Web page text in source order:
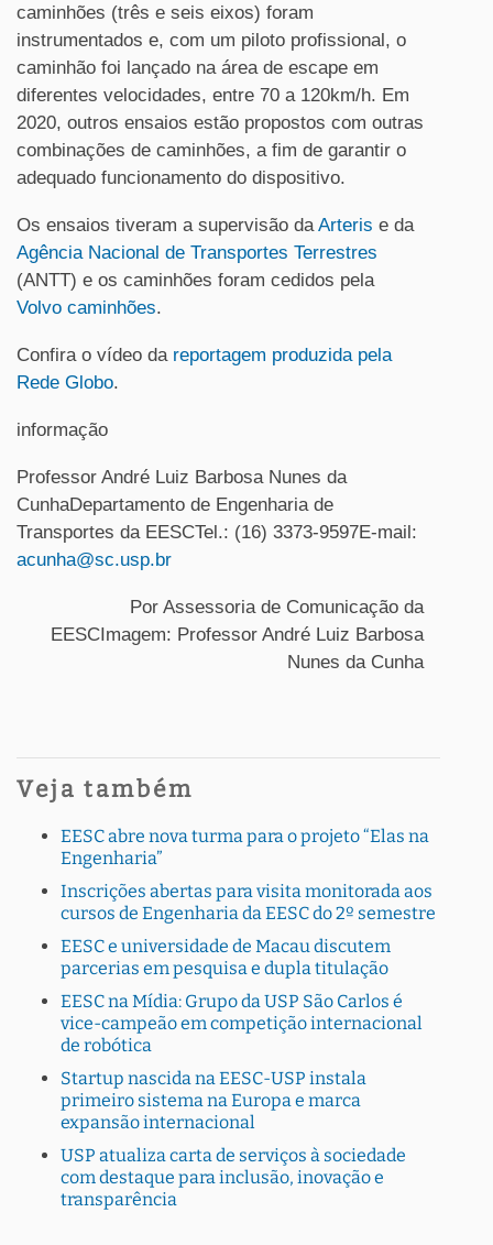
caminhões (três e seis eixos) foram
instrumentados e, com um piloto profissional, o
caminhão foi lançado na área de escape em
diferentes velocidades, entre 70 a 120km/h. Em
2020, outros ensaios estão propostos com outras
combinações de caminhões, a fim de garantir o
adequado funcionamento do dispositivo.
Os ensaios tiveram a supervisão da Arteris e da
Agência Nacional de Transportes Terrestres
(ANTT) e os caminhões foram cedidos pela
Volvo caminhões.
Confira o vídeo da reportagem produzida pela
Rede Globo.
informação
Professor André Luiz Barbosa Nunes da
CunhaDepartamento de Engenharia de
Transportes da EESCTel.: (16) 3373-9597E-mail:
acunha@sc.usp.br
Por Assessoria de Comunicação da
EESCImagem: Professor André Luiz Barbosa
Nunes da Cunha
Veja também
EESC abre nova turma para o projeto “Elas na
Engenharia”
Inscrições abertas para visita monitorada aos
cursos de Engenharia da EESC do 2º semestre
EESC e universidade de Macau discutem
parcerias em pesquisa e dupla titulação
EESC na Mídia: Grupo da USP São Carlos é
vice-campeão em competição internacional
de robótica
Startup nascida na EESC-USP instala
primeiro sistema na Europa e marca
expansão internacional
USP atualiza carta de serviços à sociedade
com destaque para inclusão, inovação e
transparência